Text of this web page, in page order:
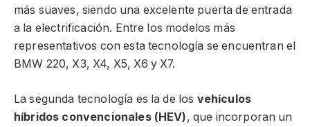
más suaves, siendo una excelente puerta de entrada
a la electrificación. Entre los modelos más
representativos con esta tecnología se encuentran el
BMW 220, X3, X4, X5, X6 y X7.
La segunda tecnología es la de los vehículos
híbridos convencionales (HEV), que incorporan un